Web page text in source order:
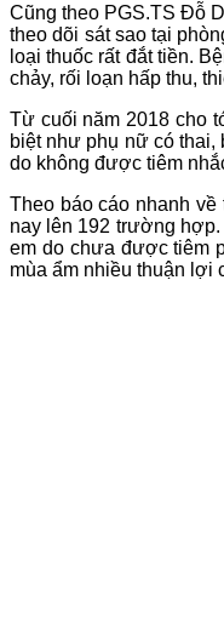
Cũng theo PGS.TS Đỗ
theo dõi sát sao tại
loại thuốc rất đắt tiền.
chảy, rối loạn hấp thu,
Từ cuối năm 2018 cho
biệt như phụ nữ có
do không được tiêm
Theo báo cáo nhanh
nay lên 192 trường
em do chưa được tiêm
mùa ẩm nhiều thuận lợi